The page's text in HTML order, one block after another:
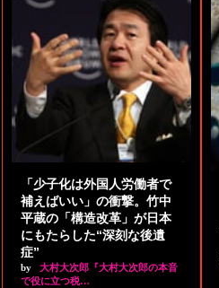
「少子化は外国人労働者で
補えばいい」の衝撃。竹中
平蔵の「構造改革」が日本
にもたらした“深刻な後遺
症”
by
大村大次郎『大村大次郎の本音
で役に立つ税…